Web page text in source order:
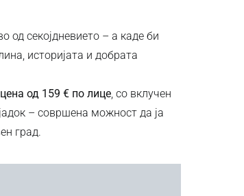
од секојдневието – а каде би
историјата и добрата
од 159 € по лице , со вклучен
– совршена можност да ја
град.